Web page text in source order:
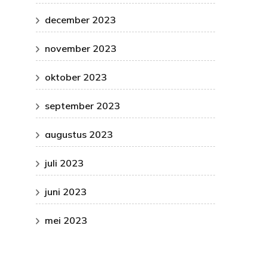
december 2023
november 2023
oktober 2023
september 2023
augustus 2023
juli 2023
juni 2023
mei 2023